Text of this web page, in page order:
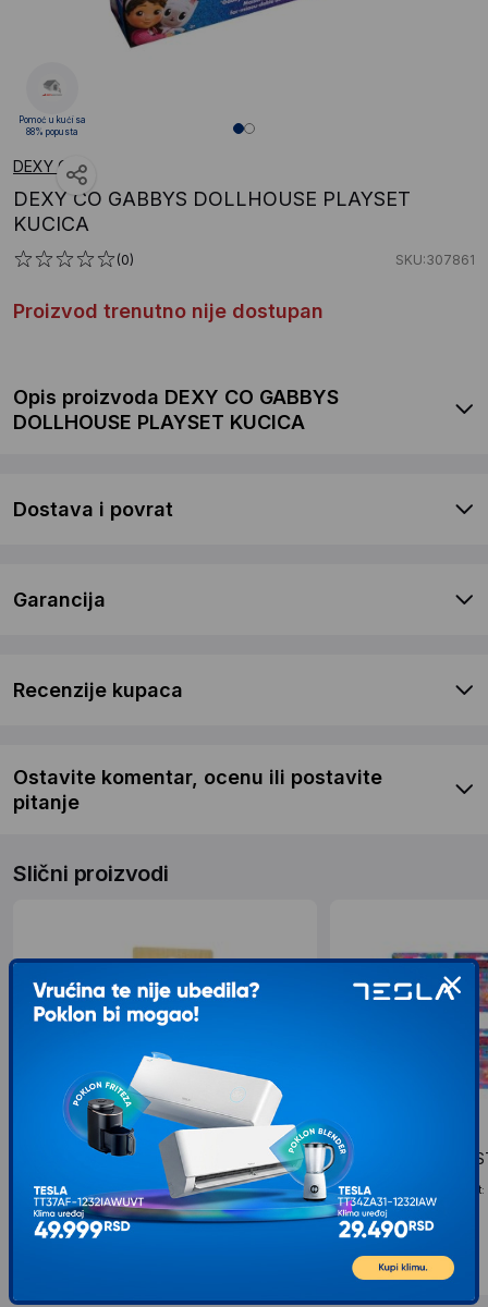
DEXY CO
DEXY CO GABBYS DOLLHOUSE PLAYSET
KUCICA
(0) SKU:307861
Proizvod trenutno nije dostupan
Pomoć u kući sa
88% popusta
Opis proizvoda DEXY CO GABBYS
DOLLHOUSE PLAYSET KUCICA
Dostava i povrat
Garancija
Recenzije kupaca
Ostavite komentar, ocenu ili postavite
pitanje
Slični proizvodi
EPOCH SYLVANIAN TOY POODLE
TIP: Setovi za igru, Uzrast: 3+ godina...
80000RSD
DEXY CO FILLY
TIP: Setovi za igru, Uzrast:
83000RSD